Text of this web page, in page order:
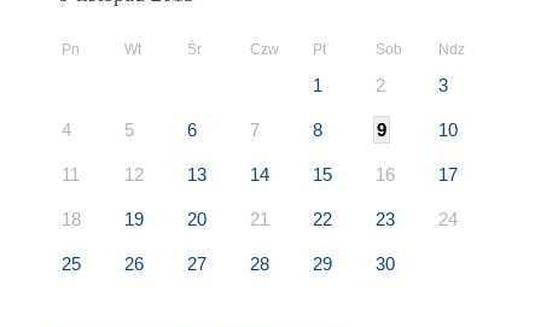
Pn Wt Śr Czw Pt Sob Ndz
1 2 3
4 5 6 7 8 9 10
11 12 13 14 15 16 17
18 19 20 21 22 23 24
25 26 27 28 29 30